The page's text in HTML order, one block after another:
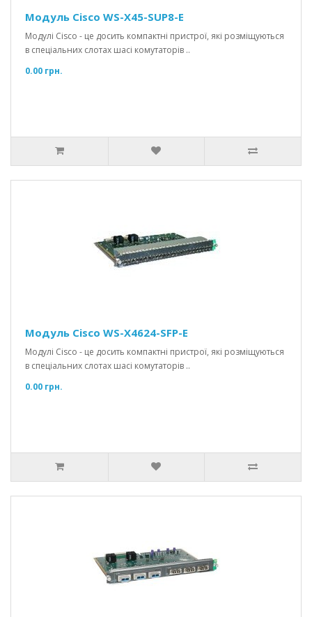
Модуль Cisco WS-X45-SUP8-E
Модулі Cisco - це досить компактні пристрої, які розміщуються
в спеціальних слотах шасі комутаторів ..
0.00 грн.
Модуль Cisco WS-X4624-SFP-E
Модулі Cisco - це досить компактні пристрої, які розміщуються
в спеціальних слотах шасі комутаторів ..
0.00 грн.